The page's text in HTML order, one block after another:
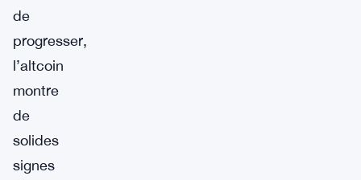
de
progresser,
l’altcoin
montre
de
solides
signes